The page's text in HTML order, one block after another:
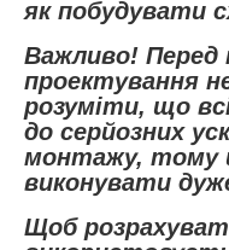
як побудувати
Важливо! Перед
проектування
розуміти, що
до серйозних
монтажу, тому
виконувати
Щоб